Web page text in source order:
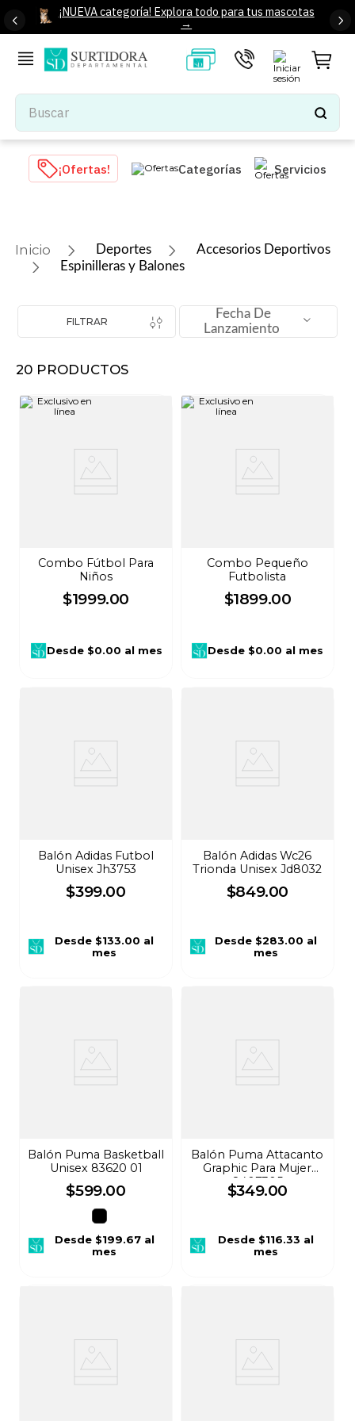
¡NUEVA categoría! Explora todo para tus mascotas
→
Buscar
TÉRMINOS MÁS BUSCADOS
1.
tenis mujer
iphone
colchones
8.
audifonos
9.
mochila
¡Ofertas! Categorías Servicios
Deportes
Accesorios Deportivos
Espinilleras y Balones
FILTRAR
Fecha De
Lanzamiento
20 PRODUCTOS
Combo Fútbol Para
Niños
$1999.00
Desde$0.00 al mes
Combo Pequeño
Futbolista
$1899.00
Desde $0.00 al mes
Balón Adidas Futbol
Unisex Jh3753
$399.00
Desde $133.00 al
mes
Balón Adidas Wc26
Trionda Unisex Jd8032
$849.00
Desde$283.00 al
mes
Balón Puma Basketball
Unisex 83620 01
$599.00
Desde$199.67 al
mes
Balón Puma Attacanto
Graphic Para Mujer
8407305
$349.00
Desde$116.33 al
mes